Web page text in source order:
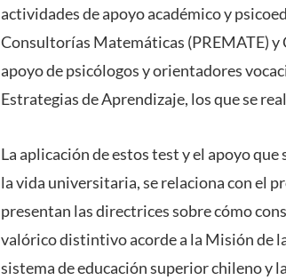
actividades de apoyo académico y
Consultorías Matemáticas (PREMATE)
apoyo de psicólogos y orientadores
Estrategias de Aprendizaje, los que se
La aplicación de estos test y el apoyo
la vida universitaria, se relaciona con el
presentan las directrices sobre cómo
valórico distintivo acorde a la Misión de
sistema de educación superior chileno y